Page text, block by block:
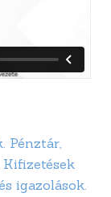
Pénztár,
Kifizetések
igazolások.